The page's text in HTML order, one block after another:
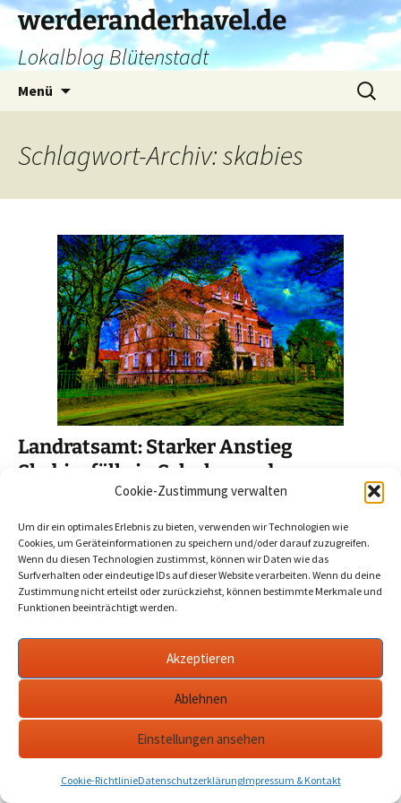
Cookie-Zustimmung verwalten
Um dir ein optimales Erlebnis zu bieten, verwenden wir Technologien wie
Cookies, um Geräteinformationen zu speichern und/oder darauf zuzugreifen.
Wenn du diesen Technologien zustimmst, können wir Daten wie das
Surfverhalten oder eindeutige IDs auf dieser Website verarbeiten. Wenn du deine
Zustimmung nicht erteilst oder zurückziehst, können bestimmte Merkmale und
Funktionen beeinträchtigt werden.
Akzeptieren
Ablehnen
Einstellungen ansehen
Cookie-RichtlinieDatenschutzerklärungImpressum & Kontakt
Zum
Inhalt
springen
werderanderhavel.de
Lokalblog Blütenstadt
Menü
Suchen
nach:
Schlagwort-Archiv: skabies
Landratsamt: Starker Anstieg
Skabiesfälle in Schulen und
Kindergärten in Potsdam-Mittelmark
2025-05-02 Werder Havel landratsamt,Potsdam
Mittelmark ,skabies
„Skabies“ ist der Name jener Hauterkrankung, die durch
Krätzmilben verursacht wird. Infos zur aktuellen Lage und
Datenschutzerklärung werderanderhavel.de